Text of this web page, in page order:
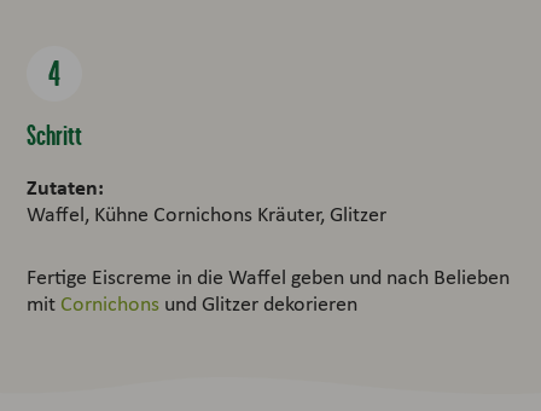
Schritt
Zutaten:
Waffel, Kühne Cornichons Kräuter, Glitzer
Fertige Eiscreme in die Waffel geben und nach Belieben
mit Cornichons und Glitzer dekorieren